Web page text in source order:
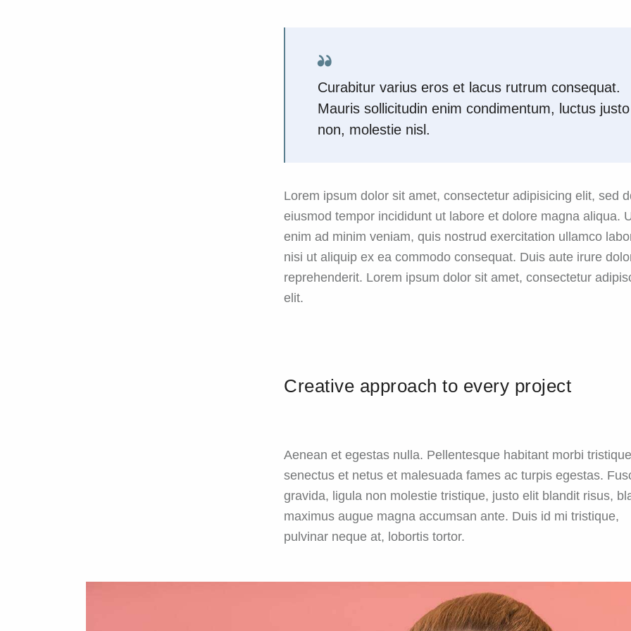
Curabitur varius eros et lacus rutrum consequat.
Mauris sollicitudin enim condimentum, luctus justo
non, molestie nisl.
Lorem ipsum dolor sit amet, consectetur adipisicing elit, sed
eiusmod tempor incididunt ut labore et dolore magna aliqua.
enim ad minim veniam, quis nostrud exercitation ullamco
nisi ut aliquip ex ea commodo consequat. Duis aute irure
reprehenderit. Lorem ipsum dolor sit amet, consectetur
elit.
Creative approach to every project
Aenean et egestas nulla. Pellentesque habitant morbi tristique
senectus et netus et malesuada fames ac turpis egestas.
gravida, ligula non molestie tristique, justo elit blandit risus,
maximus augue magna accumsan ante. Duis id mi tristique,
pulvinar neque at, lobortis tortor.